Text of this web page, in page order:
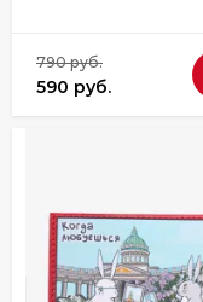
790 руб.
590 руб.